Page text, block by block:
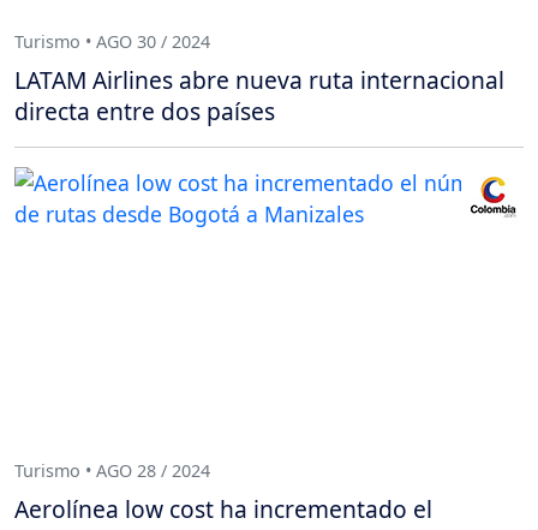
Turismo • AGO 30 / 2024
LATAM Airlines abre nueva ruta internacional
directa entre dos países
Turismo • AGO 28 / 2024
Aerolínea low cost ha incrementado el